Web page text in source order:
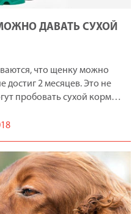
ДАВАТЬ СУХОЙ
что щенку можно
достиг 2 месяцев. Это не
пробовать сухой корм…